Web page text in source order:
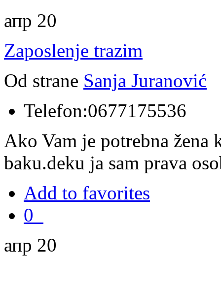
апр 20
Zaposlenje trazim
Od strane Sanja Juranović
Telefon:0677175536
Ako Vam je potrebna žena
baku.deku ja sam prava
Add to favorites
0
апр 20